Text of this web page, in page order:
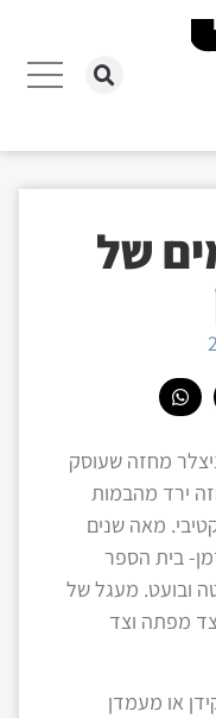
של
שניצלר מחזה שעוסק
ירד מהבמות
מאה שנים
בית הספר
ובועט. מעגל של
מפתה וצד
או מעמדן